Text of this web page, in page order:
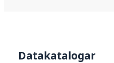
Datakatalogar